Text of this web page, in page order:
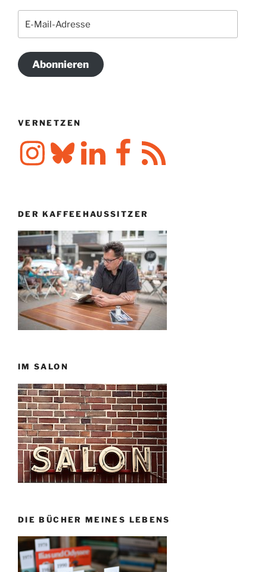
Abonnieren
VERNETZEN
InstagramBlueskyLinkedIn FacebookRSS-
Feed
DER KAFFEEHAUSSITZER
IM SALON
DIE BÜCHER MEINES LEBENS